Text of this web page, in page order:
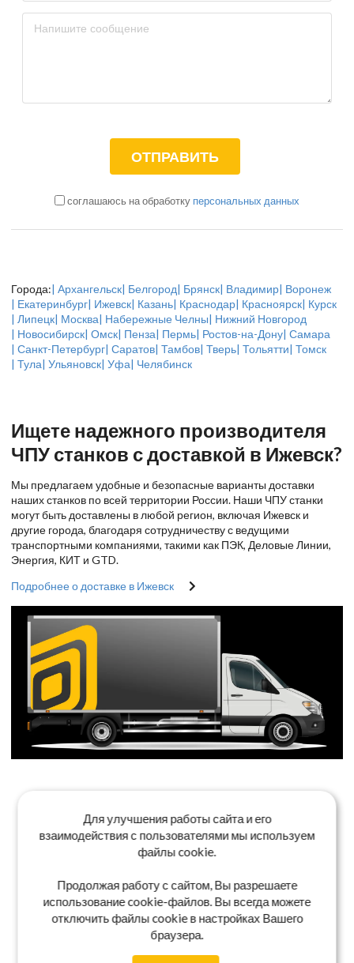
соглашаюсь на обработку персональных данных
Города:| Архангельск| Белгород| Брянск| Владимир| Воронеж
| Екатеринбург| Ижевск| Казань| Краснодар| Красноярск| Курск
| Липецк| Москва| Набережные Челны| Нижний Новгород
| Новосибирск| Омск| Пенза| Пермь| Ростов-на-Дону| Самара
| Санкт-Петербург| Саратов| Тамбов| Тверь| Тольятти| Томск
| Тула| Ульяновск| Уфа| Челябинск
Ищете надежного производителя
ЧПУ станков с доставкой в Ижевск?
Мы предлагаем удобные и безопасные варианты доставки
наших станков по всей территории России. Наши ЧПУ станки
могут быть доставлены в любой регион, включая Ижевск и
другие города, благодаря сотрудничеству с ведущими
транспортными компаниями, такими как ПЭК, Деловые Линии,
Энергия, КИТ и GTD.
Подробнее о доставке в Ижевск
Для улучшения работы сайта и его
взаимодействия с пользователями мы используем
файлы cookie.
Продолжая работу с сайтом, Вы разрешаете
использование cookie-файлов. Вы всегда можете
отключить файлы cookie в настройках Вашего
браузера.